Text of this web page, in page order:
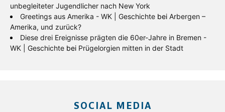
unbegleiteter Jugendlicher nach New York
Greetings aus Amerika - WK | Geschichte bei Arbergen –
Amerika, und zurück?
Diese drei Ereignisse prägten die 60er-Jahre in Bremen -
WK | Geschichte bei Prügelorgien mitten in der Stadt
SOCIAL MEDIA